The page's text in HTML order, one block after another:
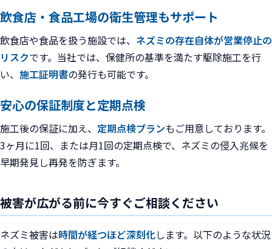
飲食店・食品工場の衛生管理もサポート
飲食店や食品を扱う施設では、 ネズミの存在自体が営業停止の
リスクです。当社では、保健所の基準を満たす駆除施工を行
い、 施工証明書の発行も可能です。
安心の保証制度と定期点検
施工後の保証に加え、 定期点検プランもご用意しております。
3ヶ月に1回、または月1回の定期点検で、ネズミの侵入兆候を
早期発見し再発を防ぎます。
被害が広がる前に今すぐご相談ください
ネズミ被害は時間が経つほど深刻化します。以下のような状況